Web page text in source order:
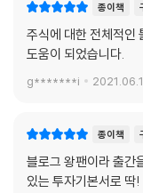
초보자의 공통 질문, ‘뭐
초우량회사의 주식도
시가총액 1위 기업이 바
34 미국 시가총액 1위 기
1등 기업의 지분을 꾸준
35 미국 시가총액 상위
G)
종이책
주식에 대한 전체적인
도움이 되었습니다.
g*******i
종이책
블로그 왕팬이라 출간
있는 투자기본서로 딱!